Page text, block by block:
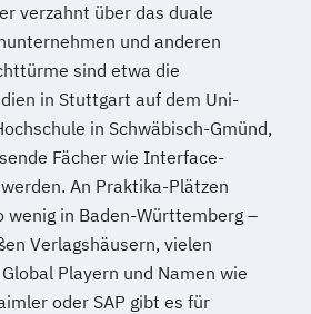
verzahnt über das duale
und anderen
sind etwa die
in Stuttgart auf dem Uni-
in Schwäbisch-Gmünd,
Fächer wie Interface-
An Praktika-Plätzen
wenig in Baden-Württemberg –
Verlagshäusern, vielen
Playern und Namen wie
oder SAP gibt es für